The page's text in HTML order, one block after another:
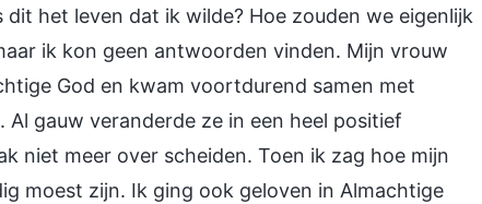
het leven dat ik wilde? Hoe zouden we eigenlijk
ik kon geen antwoorden vinden. Mijn vrouw
God en kwam voortdurend samen met
gauw veranderde ze in een heel positief
niet meer over scheiden. Toen ik zag hoe mijn
moest zijn. Ik ging ook geloven in Almachtige